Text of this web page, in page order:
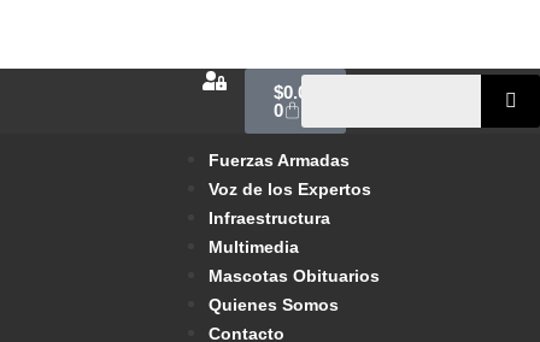
$0.00
0
Fuerzas Armadas
Voz de los Expertos
Infraestructura
Multimedia
Mascotas Obituarios
Quienes Somos
Contacto